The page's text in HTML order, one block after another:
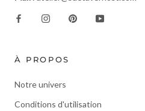
À PROPOS
Notre univers
Conditions d'utilisation